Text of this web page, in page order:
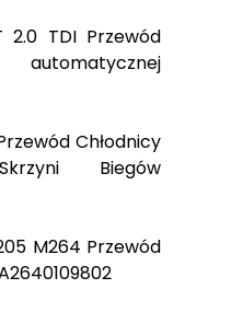
TDI Przewód
automatycznej
Chłodnicy
Biegów
M264 Przewód